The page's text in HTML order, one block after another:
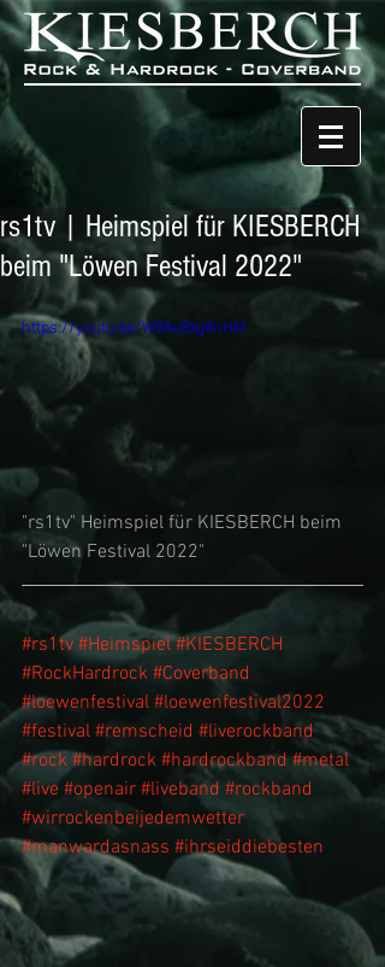
rs1tv | Heimspiel für KIESBERCH
beim "Löwen Festival 2022"
https://youtu.be/W8AoBtg8nHM
"rs1tv" Heimspiel für KIESBERCH beim
"Löwen Festival 2022"
#rs1tv #Heimspiel #KIESBERCH
#RockHardrock #Coverband
#loewenfestival #loewenfestival2022
#festival #remscheid #liverockband
#rock #hardrock #hardrockband #metal
#live #openair #liveband #rockband
#wirrockenbeijedemwetter
#manwardasnass #ihrseiddiebesten